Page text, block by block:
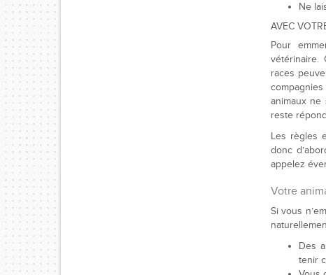
Ne
AVEC
Pour
races
animaux
reste
Les règles
donc
appelez
Votre
Si vous
Des
tenir